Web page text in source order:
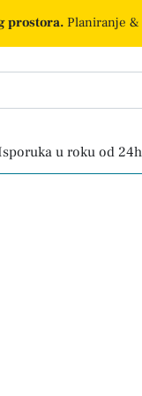
prostora.Planiranje &
u roku od